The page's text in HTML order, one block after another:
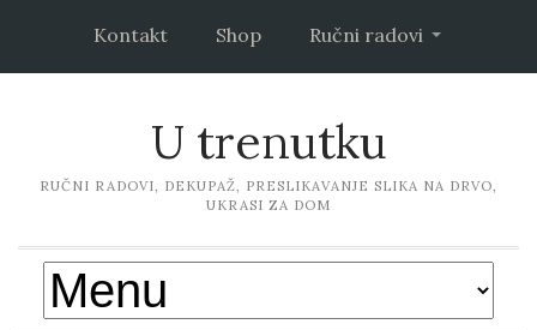
Kontakt Shop Ručni radovi
U trenutku
RUČNI RADOVI, DEKUPAŽ, PRESLIKAVANJE SLIKA NA DRVO,
UKRASI ZA DOM